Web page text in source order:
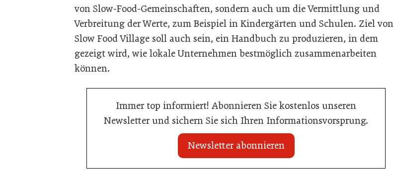
von Slow-Food-Gemeinschaften, sondern auch um die Vermittlung und
Verbreitung der Werte, zum Beispiel in Kindergärten und Schulen. Ziel von
Slow Food Village soll auch sein, ein Handbuch zu produzieren, in dem
gezeigt wird, wie lokale Unternehmen bestmöglich zusammenarbeiten
können.
Immer top informiert! Abonnieren Sie kostenlos unseren
Newsletter und sichern Sie sich Ihren Informationsvorsprung.
Newsletter abonnieren